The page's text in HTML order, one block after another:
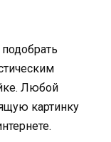
Любой
картинку